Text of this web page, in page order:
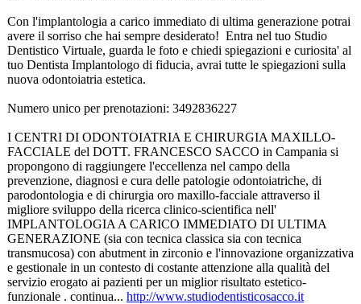
Con l'implantologia a carico immediato di ultima generazione potrai
avere il sorriso che hai sempre desiderato! Entra nel tuo Studio
Dentistico Virtuale, guarda le foto e chiedi spiegazioni e curiosita' al
tuo Dentista Implantologo di fiducia, avrai tutte le spiegazioni sulla
nuova odontoiatria estetica.
Numero unico per prenotazioni: 3492836227
I CENTRI DI ODONTOIATRIA E CHIRURGIA MAXILLO-
FACCIALE del DOTT. FRANCESCO SACCO in Campania si
propongono di raggiungere l'eccellenza nel campo della
prevenzione, diagnosi e cura delle patologie odontoiatriche, di
parodontologia e di chirurgia oro maxillo-facciale attraverso il
migliore sviluppo della ricerca clinico-scientifica nell'
IMPLANTOLOGIA A CARICO IMMEDIATO DI ULTIMA
GENERAZIONE (sia con tecnica classica sia con tecnica
transmucosa) con abutment in zirconio e l'innovazione organizzativa
e gestionale in un contesto di costante attenzione alla qualità del
servizio erogato ai pazienti per un miglior risultato estetico-
funzionale . continua... http://www.studiodentisticosacco.it